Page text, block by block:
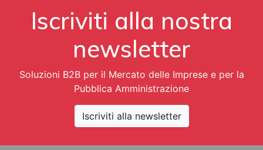
Iscriviti alla nostra
newsletter
Soluzioni B2B per il Mercato delle Imprese e per la
Pubblica Amministrazione
Iscriviti alla newsletter